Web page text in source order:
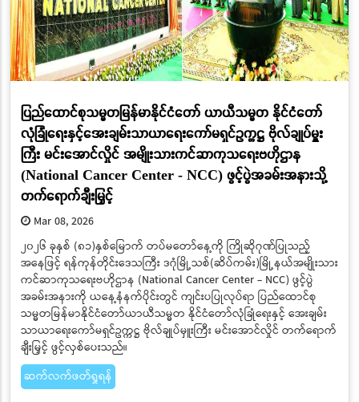
ပြည်ထောင်စုသမ္မတမြန်မာနိုင်ငံတော် ယာယီသမ္မတ နိုင်ငံတော်
လုံခြုံရေးနှင့်အေးချမ်းသာယာရေးကော်မရှင်ဥက္ကဋ္ဌ ဗိုလ်ချုပ်မှူး
ကြီး မင်းအောင်လှိုင် အမျိုးသားကင်ဆာကုသရေးဗဟိုဌာန
(National Cancer Center - NCC) ဖွင့်ပွဲအခမ်းအနားသို့
တက်ရောက်ချီးမြှင့်
Mar 08, 2026
၂၀၂၆ ခုနှစ် (၈၁)နှစ်မြောက် တပ်မတော်နေ့ကို ကြိုဆိုဂုဏ်ပြုသည့်
အနေဖြင့် ရန်ကုန်တိုင်းဒေသကြီး ဒဂုံမြို့သစ်(ဆိပ်ကမ်း)မြို့နယ်အမျိုးသား
ကင်ဆာကုသရေးဗဟိုဌာန (National Cancer Center - NCC) ဖွင့်ပွဲ
အခမ်းအနားကို ယနေ့နံနက်ပိုင်းတွင် ကျင်းပပြုလုပ်ရာ ပြည်ထောင်စု
သမ္မတမြန်မာနိုင်ငံတော်ယာယီသမ္မတ နိုင်ငံတော်လုံခြုံရေးနှင့် အေးချမ်း
သာယာရေးကော်မရှင်ဥက္ကဋ္ဌ ဗိုလ်ချုပ်မှူးကြီး မင်းအောင်လှိုင် တက်ရောက်
ချီးမြှင့် ဖွင့်လှစ်ပေးသည်။
ဆက်လက်ဖတ်ရှုရန်